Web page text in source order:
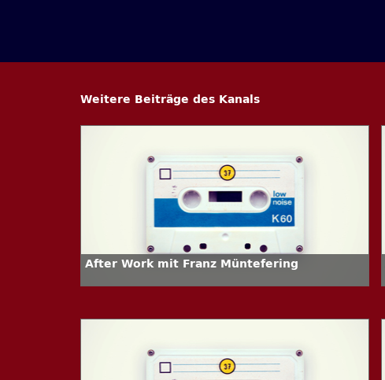
Weitere Beiträge des Kanals
After Work mit Franz Müntefering